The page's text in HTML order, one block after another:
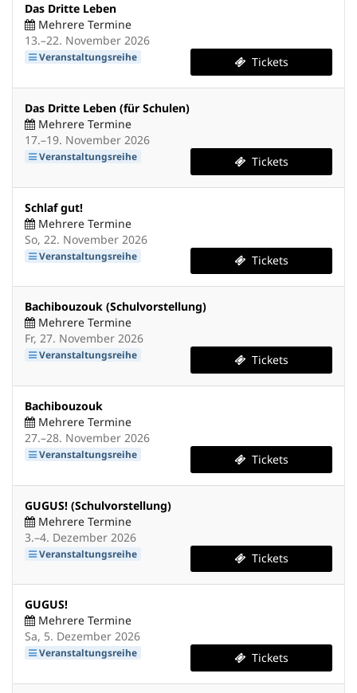
Das Dritte Leben
Mehrere Termine
13.–bis
22. November 2026
Veranstaltungsreihe Tickets
Das Dritte Leben (für Schulen)
Mehrere Termine
17.–bis
19. November 2026
Veranstaltungsreihe Tickets
Schlaf gut!
Mehrere Termine
So, 22. November 2026
Veranstaltungsreihe Tickets
Bachibouzouk (Schulvorstellung)
Mehrere Termine
Fr, 27. November 2026
Veranstaltungsreihe Tickets
Bachibouzouk
Mehrere Termine
27.–bis
28. November 2026
Veranstaltungsreihe Tickets
GUGUS! (Schulvorstellung)
Mehrere Termine
3.–bis
4. Dezember 2026
Veranstaltungsreihe Tickets
GUGUS!
Mehrere Termine
Sa, 5. Dezember 2026
Veranstaltungsreihe Tickets